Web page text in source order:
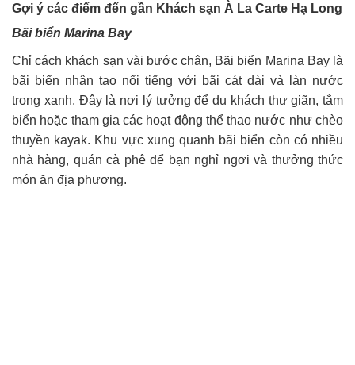
Gợi ý các điểm đến gần Khách sạn À La Carte Hạ Long
Bãi biển Marina Bay
Chỉ cách khách sạn vài bước chân, Bãi biển Marina Bay là
bãi biển nhân tạo nổi tiếng với bãi cát dài và làn nước
trong xanh. Đây là nơi lý tưởng để du khách thư giãn, tắm
biển hoặc tham gia các hoạt động thể thao nước như chèo
thuyền kayak. Khu vực xung quanh bãi biển còn có nhiều
nhà hàng, quán cà phê để bạn nghỉ ngơi và thưởng thức
món ăn địa phương.